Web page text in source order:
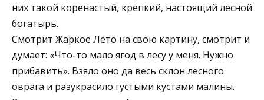
них такой коренастый, крепкий, настоящий лесной
богатырь.
Смотрит Жаркое Лето на свою картину, смотрит и
думает: «Что-то мало ягод в лесу у меня. Нужно
прибавить». Взяло оно да весь склон лесного
оврага и разукрасило густыми кустами малины.